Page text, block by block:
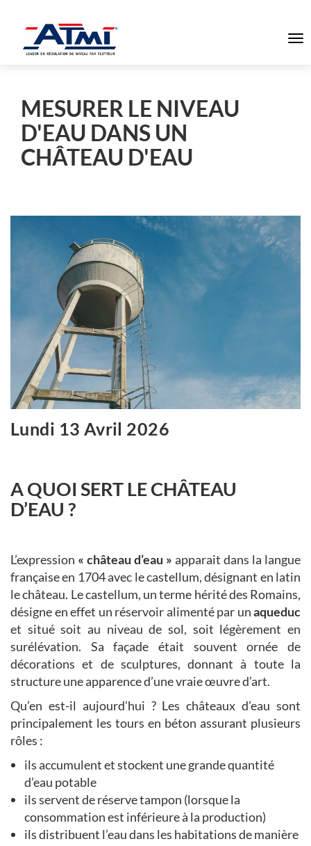
MESURER LE NIVEAU
D'EAU DANS UN
CHÂTEAU D'EAU
Lundi 13 Avril 2026
A QUOI SERT LE CHÂTEAU
D’EAU ?
L’expression « château d’eau » apparait dans la langue
française en 1704 avec lecastellum, désignant en latin
le château. Lecastellum, un terme hérité des Romains,
désigne en effet un réservoir alimenté par unaqueduc
et situé soit au niveau de sol, soit légèrement en
surélévation. Sa façade était souvent ornée de
décorations et de sculptures, donnant à toute la
structure une apparence d’une vraie œuvre d’art.
Qu’en est-il aujourd’hui ? Les châteaux d’eau sont
principalement les tours en béton assurant plusieurs
rôles :
ils accumulent et stockent une grande quantité
d’eau potable
ils servent de réserve tampon (lorsque la
consommation est inférieure à la production)
ils distribuent l’eau dans les habitations de manière